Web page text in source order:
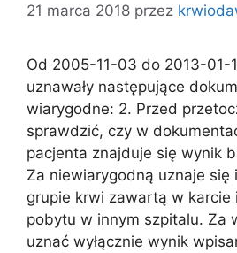
21 marca 2018 przez
Od 2005-11-03 do 2013-01-
uznawały następujące
wiarygodne: 2. Przed
sprawdzić, czy w
pacjenta znajduje się wynik
Za niewiarygodną uznaje się
grupie krwi zawartą w karcie
pobytu w innym szpitalu. Za
uznać wyłącznie wynik